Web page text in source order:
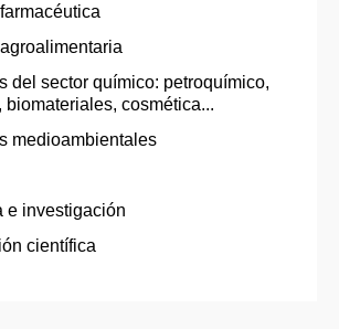
del sector químico: petroquímico,
biomateriales, cosmética...
medioambientales
e investigación
científica